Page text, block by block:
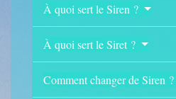
À quoi sert le Siren ?
À quoi sert le Siret ?
Comment changer de Siren ?